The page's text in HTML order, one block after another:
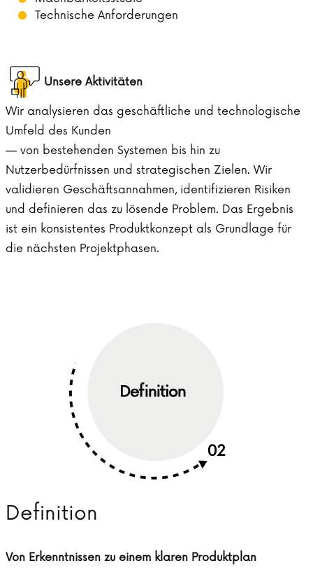
Technische Anforderungen
Unsere Aktivitäten
Wir analysieren das geschäftliche und technologische
Umfeld des Kunden
— von bestehenden Systemen bis hin zu
Nutzerbedürfnissen und strategischen Zielen. Wir
validieren Geschäftsannahmen, identifizieren Risiken
und definieren das zu lösende Problem. Das Ergebnis
ist ein konsistentes Produktkonzept als Grundlage für
die nächsten Projektphasen.
Definition
Von Erkenntnissen zu einem klaren Produktplan